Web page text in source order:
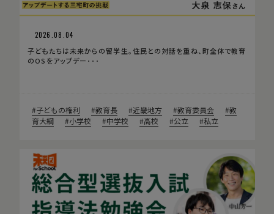
2026.08.04
子どもたちは未来からの留学生。住民との対話を重ね、町全体で教育
のOSをアップデー･･･
子どもの権利 教育長 近畿地方 教育委員会
教
育大綱
小学校 中学校 高校 公立 私立